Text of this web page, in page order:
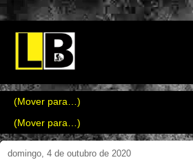
domingo, 4 de outubro de 2020